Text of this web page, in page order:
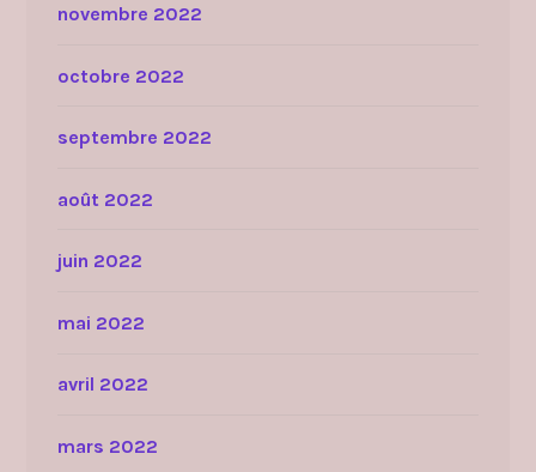
novembre 2022
octobre 2022
septembre 2022
août 2022
juin 2022
mai 2022
avril 2022
mars 2022